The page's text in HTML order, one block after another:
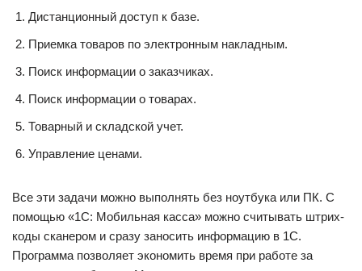
Дистанционный доступ к базе.
Приемка товаров по электронным накладным.
Поиск информации о заказчиках.
Поиск информации о товарах.
Товарный и складской учет.
Управление ценами.
Все эти задачи можно выполнять без ноутбука или ПК. С
помощью «1С: Мобильная касса» можно считывать штрих-
коды сканером и сразу заносить информацию в 1С.
Программа позволяет экономить время при работе за